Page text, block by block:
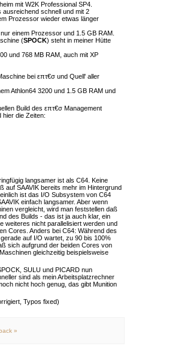
mit W2K Professional SP4.
ausreichend schnell und mit 2
Prozessor wieder etwas länger
einem Prozessor und 1.5 GB RAM.
(SPOCK) steht in meiner Hütte
und 768 MB RAM, auch mit XP
bei επτ€σ und Quell' aller
Athlon64 3200 und 1.5 GB RAM und
Build des επτ€σ Management
hier die Zeiten:
langsamer ist als C64. Keine
auf SAAVIK bereits mehr im Hintergrund
ist das I/O Subsystem von C64
einfach langsamer. Aber wenn
vergleicht, wird man feststellen daß
des Builds - das ist ja auch klar, ein
weiteres nicht parallelisiert werden und
Cores. Anders bei C64: Während des
auf I/O wartet, zu 90 bis 100%
sich aufgrund der beiden Cores von
gleichzeitig beispielsweise
SULU und PICARD nun
sind als mein Arbeitsplatzrechner
nicht hoch genug, das gibt Munition
Typos fixed)
»